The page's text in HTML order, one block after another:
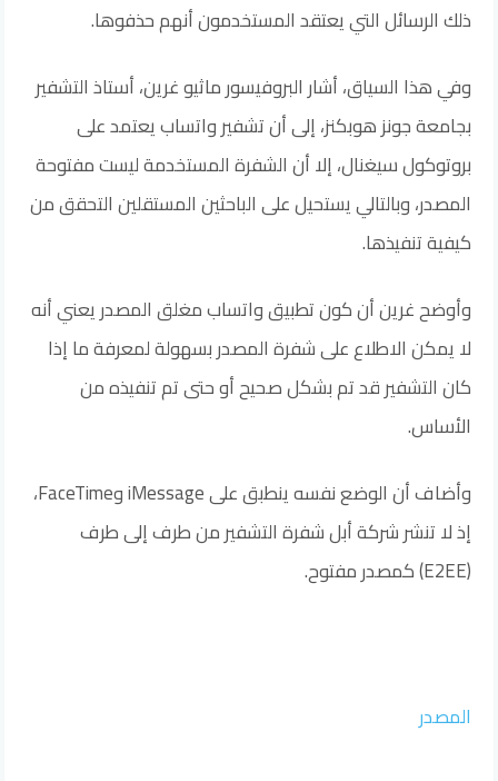
ذلك الرسائل التي يعتقد المستخدمون أنهم حذفوها.
وفي هذا السياق، أشار البروفيسور ماثيو غرين، أستاذ التشفير
بجامعة جونز هوبكنز، إلى أن تشفير واتساب يعتمد على
بروتوكول سيغنال، إلا أن الشفرة المستخدمة ليست مفتوحة
المصدر، وبالتالي يستحيل على الباحثين المستقلين التحقق من
كيفية تنفيذها.
وأوضح غرين أن كون تطبيق واتساب مغلق المصدر يعني أنه
لا يمكن الاطلاع على شفرة المصدر بسهولة لمعرفة ما إذا
كان التشفير قد تم بشكل صحيح أو حتى تم تنفيذه من
الأساس.
وأضاف أن الوضع نفسه ينطبق على iMessage وFaceTime،
إذ لا تنشر شركة أبل شفرة التشفير من طرف إلى طرف
(E2EE) كمصدر مفتوح.
المصدر